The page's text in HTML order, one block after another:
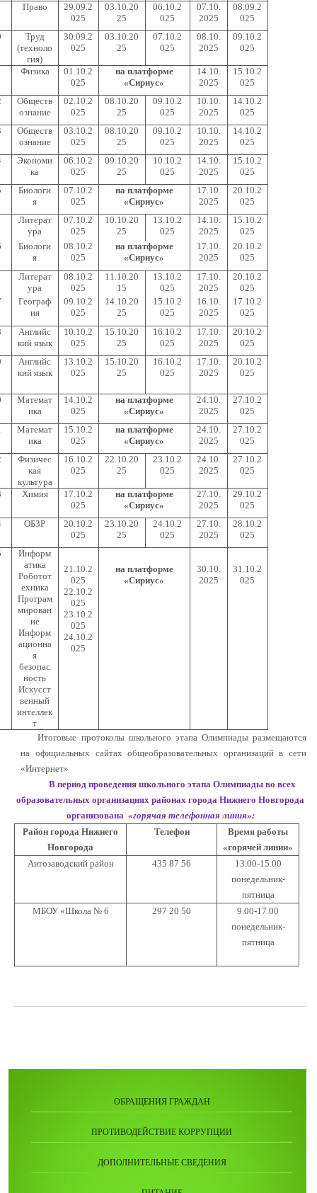
Право
29.09.2
025
03.10.20
25
06.10.2
025
07.10.
2025
08.09.2
025
Труд
(техноло
гия)
30.09.2
025
03.10.20
25
07.10.2
025
08.10.
2025
09.10.2
025
Физика
01.10.2
025
на платформе
«Сириус»
14.10.
2025
15.10.2
025
Обществ
ознание
02.10.2
025
08.10.20
25
09.10.2
025
10.10.
2025
14.10.2
025
Обществ
ознание
03.10.2
025
08.10.20
25
09.10.2
025
10.10.
2025
14.10.2
025
Экономи
ка
06.10.2
025
09.10.20
25
10.10.2
025
14.10.
2025
15.10.2
025
Биологи
я
07.10.2
025
на платформе
«Сириус»
17.10.
2025
20.10.2
025
Литерат
ура
07.10.2
025
10.10.20
25
13.10.2
025
14.10.
2025
15.10.2
025
Биологи
я
08.10.2
025
на платформе
«Сириус»
17.10.
2025
20.10.2
025
Литерат
ура
08.10.2
025
11.10.20
15
13.10.2
025
17.10.
2025
20.10.2
025
Географ
ия
09.10.2
025
14.10.20
25
15.10.2
025
16.10.
2025
17.10.2
025
Английс
кий язык
10.10.2
025
15.10.20
25
16.10.2
025
17.10.
2025
20.10.2
025
Английс
кий язык
13.10.2
025
15.10.20
25
16.10.2
025
17.10.
2025
20.10.2
025
Математ
ика
14.10.2
025
на платформе
«Сириус»
24.10.
2025
27.10.2
025
Математ
ика
15.10.2
025
на платформе
«Сириус»
24.10.
2025
27.10.2
025
Физичес
кая
культура
16.10.2
025
22.10.20
25
23.10.2
025
24.10.
2025
27.10.2
025
Химия
17.10.2
025
на платформе
«Сириус»
27.10.
2025
29.10.2
025
ОБЗР
20.10.2
025
23.10.20
25
24.10.2
025
27.10.
2025
28.10.2
025
Информ
атика
Роботот
ехника
Програм
мирован
ие
Информ
ационна
я
безопас
ность
Искусст
венный
интеллек
т
21.10.2
025
22.10.2
025
23.10.2
025
24.10.2
025
на платформе
«Сириус»
30.10.
2025
31.10.2
025
Итоговые протоколы школьного этапа Олимпиады размещаются
на официальных сайтах общеобразовательных организаций в сети
«Интернет»
В период проведения школьного этапа Олимпиады во всех
образовательных организациях районах города Нижнего Новгорода
организована «горячая телефонная линия»:
Район города Нижнего
Новгорода
Телефон
Время работы
«горячей линии»
Автозаводский район
435 87 56
13.00-15.00
понедельник-
пятница
МБОУ «Школа № 6
297 20 50
9.00-17.00
понедельник-
пятница
ОБРАЩЕНИЯ ГРАЖДАН
ПРОТИВОДЕЙСТВИЕ КОРРУПЦИИ
ДОПОЛНИТЕЛЬНЫЕ СВЕДЕНИЯ